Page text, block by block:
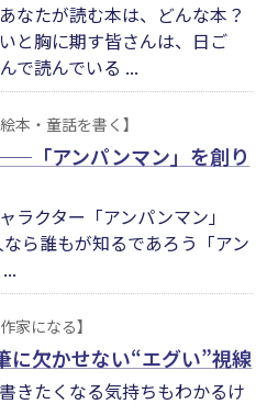
なたが読む本は、どんな本？
と胸に期す皆さんは、日ご
で読んでいる ...
絵本・童話を書く】
「アンパンマン」を創り
ラクター「アンパンマン」
ら誰もが知るであろう「アン
作家になる】
に欠かせない“エグい”視線
きたくなる気持ちもわかるけ